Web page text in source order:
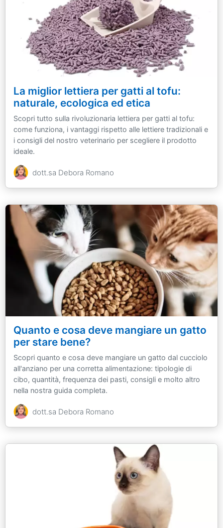
La miglior lettiera per gatti al tofu:
naturale, ecologica ed etica
Scopri tutto sulla rivoluzionaria lettiera per gatti al tofu:
come funziona, i vantaggi rispetto alle lettiere tradizionali e
i consigli del nostro veterinario per scegliere il prodotto
ideale.
dott.sa Debora Romano
Quanto e cosa deve mangiare un gatto
per stare bene?
Scopri quanto e cosa deve mangiare un gatto dal cucciolo
all'anziano per una corretta alimentazione: tipologie di
cibo, quantità, frequenza dei pasti, consigli e molto altro
nella nostra guida completa.
dott.sa Debora Romano